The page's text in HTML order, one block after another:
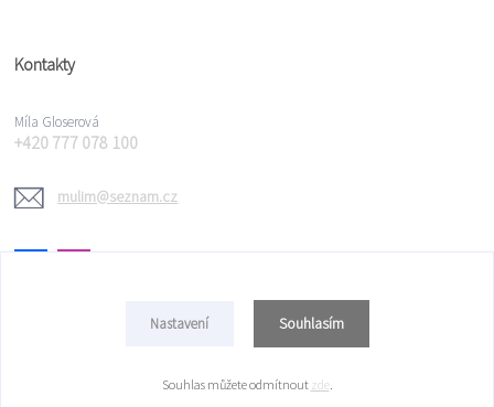
Kontakty
Míla Gloserová
+420 777 078 100
mulim@seznam.cz
Vytvořeno na
Eshop-rychle.cz
Nastavení Souhlasím
Souhlas můžete odmítnout zde.